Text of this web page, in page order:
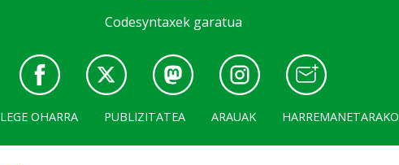
Codesyntaxek garatua
LEGE OHARRA PUBLIZITATEA ARAUAK HARREMANETARAKO